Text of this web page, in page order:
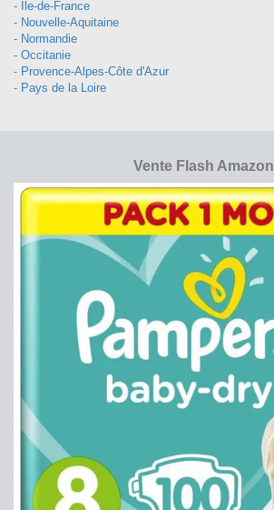
-
Île-de-France
- Nouvelle-Aquitaine
- Normandie
- Occitanie
- Provence-Alpes-Côte d'Azur
- Pays de la Loire
Vente Flash Amazon